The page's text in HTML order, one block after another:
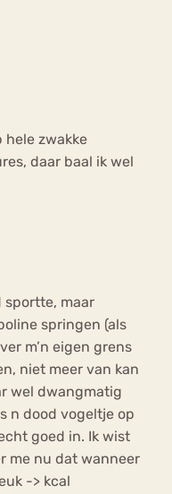
hele zwakke
daar baal ik wel
sportte, maar
springen (als
m’n eigen grens
niet meer van kan
wel dwangmatig
n dood vogeltje op
goed in. Ik wist
me nu dat wanneer
-> kcal